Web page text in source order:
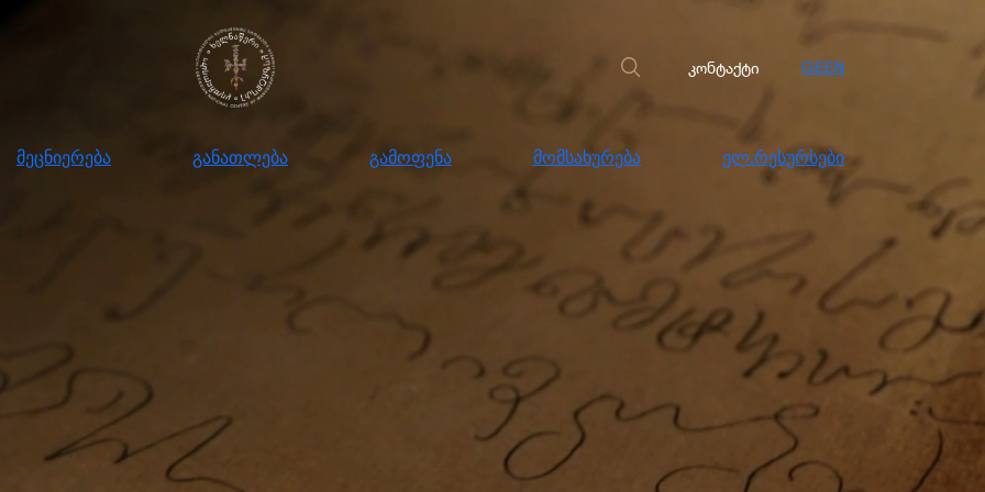
კონტაქტი GEEN
მეცნიერება განათლება გამოფენა მომსახურება ელ.რესურსები
განათლება მომსახურება